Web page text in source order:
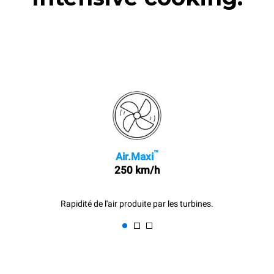
Air.Maxi™
250 km/h
Rapidité de l'air produite par les turbines.